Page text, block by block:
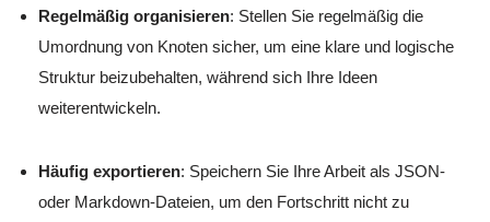
Regelmäßig organisieren: Stellen Sie regelmäßig die
Umordnung von Knoten sicher, um eine klare und logische
Struktur beizubehalten, während sich Ihre Ideen
weiterentwickeln.
Häufig exportieren: Speichern Sie Ihre Arbeit als JSON-
oder Markdown-Dateien, um den Fortschritt nicht zu